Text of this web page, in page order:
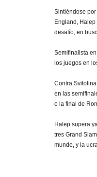
Sintiéndose
England,
desafío, en
Semifinalista
los juegos en
Contra
en las
o la final de
Halep supera
tres Grand
mundo, y la